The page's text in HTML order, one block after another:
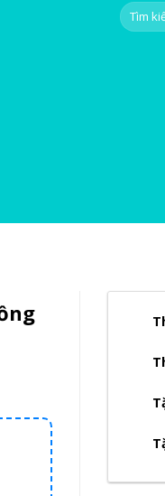
Search
for: